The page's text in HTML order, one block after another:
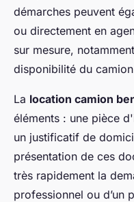
démarches peuvent
ou directement en
sur mesure,
disponibilité du
La location camion
éléments : une pièce
un justificatif de
présentation de ces
très rapidement la
professionnel ou d’un